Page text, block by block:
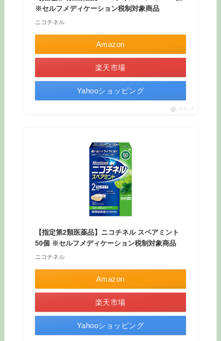
※セルフメディケーション税制対象商品
ニコチネル
Amazon
楽天市場
Yahooショッピング
ポチップ
【指定第2類医薬品】ニコチネル スペアミント
50個 ※セルフメディケーション税制対象商品
ニコチネル
Amazon
楽天市場
Yahooショッピング